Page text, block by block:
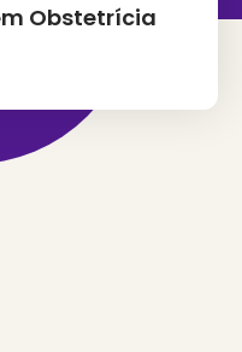
Obstetrícia